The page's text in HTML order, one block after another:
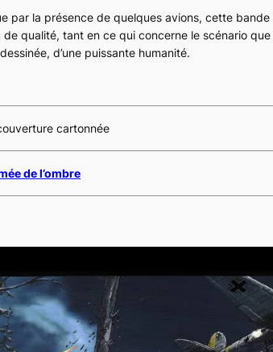
par la présence de quelques avions, cette
qualité, tant en ce qui concerne le scénario que
d’une puissante humanité.
cartonnée
de l’ombre